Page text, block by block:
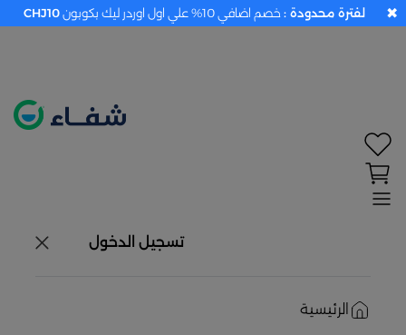
تسجيل الدخول
الرئيسية
لفترة محدودة : خصم اضافي 10% علي اول اوردر ليك بكوبون CHJ10 ✖